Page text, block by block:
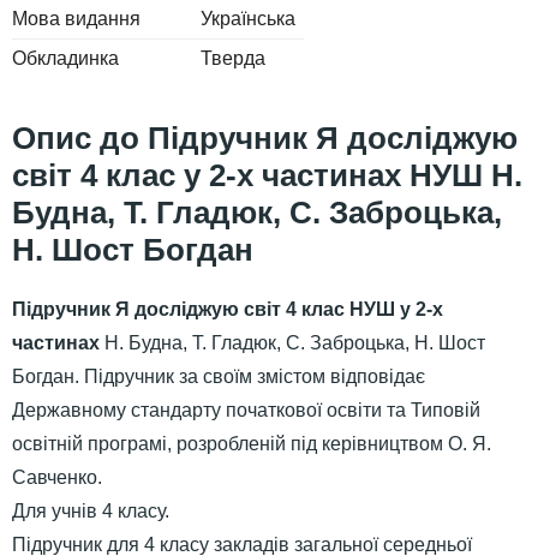
Мова видання
Українська
Обкладинка
Тверда
Підручник Я досліджую
світ 4 клас у 2-х частинах НУШ Н.
Будна, Т. Гладюк, С. Заброцька,
Н. Шост Богдан
Підручник Я досліджую світ 4 клас НУШ у 2-х
частинах Н. Будна, Т. Гладюк, С. Заброцька, Н. Шост
Богдан. Підручник за своїм змістом відповідає
Державному стандарту початкової освіти та Типовій
освітній програмі, розробленій під керівництвом О. Я.
Савченко.
Для учнів 4 класу.
Підручник для 4 класу закладів загальної середньої